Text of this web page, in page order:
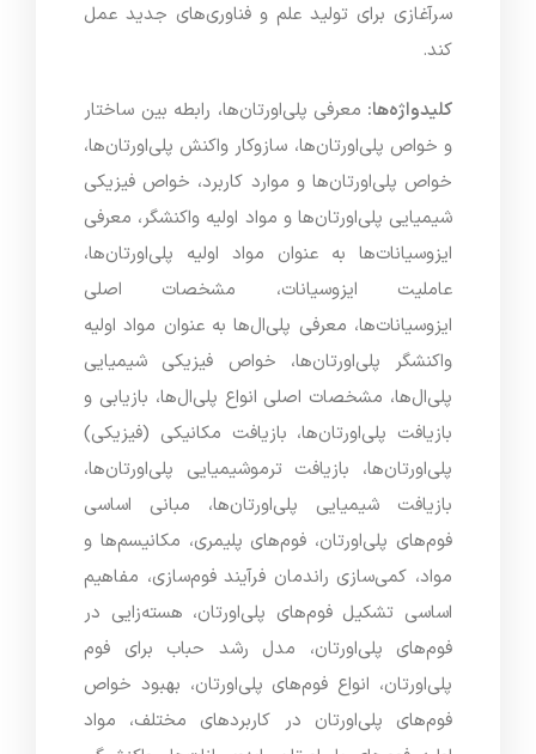
سرآغازی برای تولید علم و فناوری‌های جدید عمل
کند.
کلیدواژه‌ها: معرفی پلی‌اورتان‌ها، رابطه بین ساختار
و خواص پلی‌اورتان‌ها، سازوکار واکنش پلی‌اورتان‌ها،
خواص پلی‌اورتان‌ها و موارد کاربرد، خواص فیزیکی
شیمیایی پلی‌اورتان‌ها و مواد اولیه واکنشگر، معرفی
ایزوسیانات‌ها به عنوان مواد اولیه پلی‌اورتان‌ها،
عاملیت ایزوسیانات، مشخصات اصلی
ایزوسیانات‌ها، معرفی پلی‌ال‌ها به عنوان مواد اولیه
واکنشگر پلی‌اورتان‌ها، خواص فیزیکی شیمیایی
پلی‌ال‌ها، مشخصات اصلی انواع پلی‌ال‌ها، بازیابی و
بازیافت پلی‌اورتان‌ها، بازیافت مکانیکی (فیزیکی)
پلی‌اورتان‌ها، بازیافت ترموشیمیایی پلی‌اورتان‌ها،
بازیافت شیمیایی پلی‌اورتان‌ها، مبانی اساسی
فوم‌های پلی‌اورتان، فوم‌های پلیمری، مکانیسم‌ها و
مواد، کمی‌سازی راندمان فرآیند فوم‌سازی، مفاهیم
اساسی تشکیل فوم‌های پلی‌اورتان، هسته‌زایی در
فوم‌های پلی‌اورتان، مدل رشد حباب برای فوم
پلی‌اورتان، انواع فوم‌های پلی‌اورتان، بهبود خواص
فوم‌های پلی‌اورتان در کاربردهای مختلف، مواد